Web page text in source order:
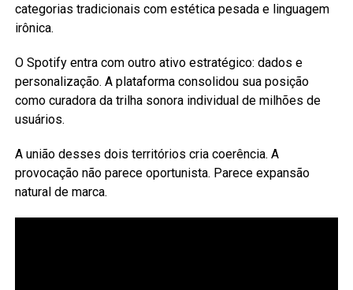
categorias tradicionais com estética pesada e linguagem
irônica.
O Spotify entra com outro ativo estratégico: dados e
personalização. A plataforma consolidou sua posição
como curadora da trilha sonora individual de milhões de
usuários.
A união desses dois territórios cria coerência. A
provocação não parece oportunista. Parece expansão
natural de marca.